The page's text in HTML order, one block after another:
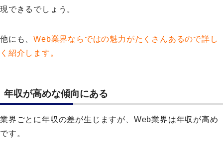
現できるでしょう。
他にも、Web業界ならではの魅力がたくさんあるので詳し
く紹介します。
年収が高めな傾向にある
業界ごとに年収の差が生じますが、Web業界は年収が高め
です。